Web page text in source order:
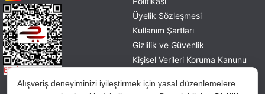
Alışveriş deneyiminizi iyileştirmek için yasal düzenlemelere
Üyelik Sözleşmesi
Kullanım Şartları
Gizlilik ve Güvenlik
Kişisel Verileri Koruma Kanunu
İade ve Değişim Politikası